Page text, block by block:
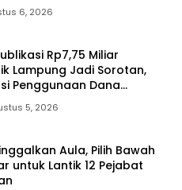
6, 2026
Rp7,75 Miliar
Lampung Jadi Sorotan,
Penggunaan Dana
5, 2026
Aula, Pilih Bawah
untuk Lantik 12 Pejabat